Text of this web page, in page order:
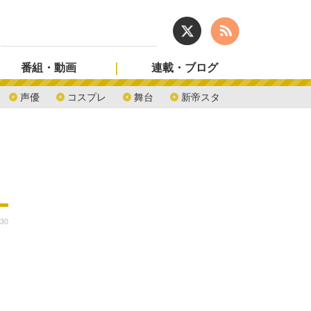
声優 コスプレ 舞台 新帝スタ
番組・動画 連載・ブログ